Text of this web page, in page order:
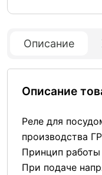
Описание
Описание
Реле для
производства
Принцип работы
При подаче